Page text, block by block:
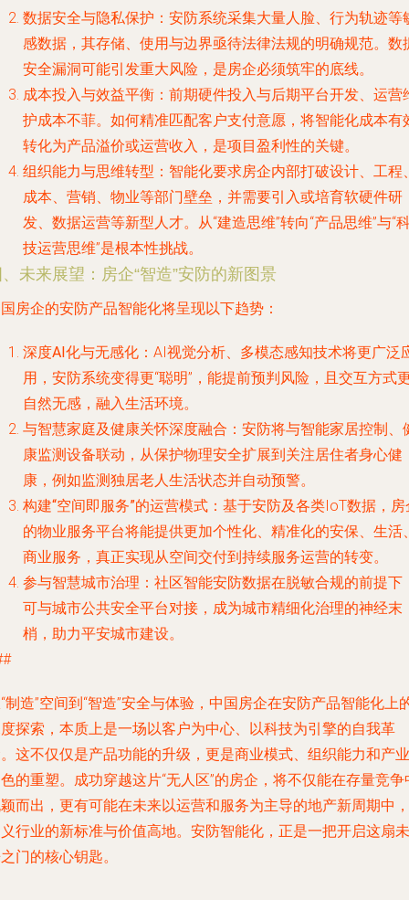
数据安全与隐私保护 ：安防系统采集大量人脸、行为轨迹等
感数据，其存储、使用与边界亟待法律法规的明确规范。数
安全漏洞可能引发重大风险，是房企必须筑牢的底线。
成本投入与效益平衡 ：前期硬件投入与后期平台开发、运营
护成本不菲。如何精准匹配客户支付意愿，将智能化成本有
转化为产品溢价或运营收入，是项目盈利性的关键。
组织能力与思维转型 ：智能化要求房企内部打破设计、工程
成本、营销、物业等部门壁垒，并需要引入或培育软硬件研
发、数据运营等新型人才。从“建造思维”转向“产品思维”与“
技运营思维”是根本性挑战。
未来展望：房企“智造”安防的新图景
房企的安防产品智能化将呈现以下趋势：
深度AI化与无感化 ：AI视觉分析、多模态感知技术将更广泛
用，安防系统变得更“聪明”，能提前预判风险，且交互方式
自然无感，融入生活环境。
与智慧家庭及健康关怀深度融合 ：安防将与智能家居控制、
康监测设备联动，从保护物理安全扩展到关注居住者身心健
康，例如监测独居老人生活状态并自动预警。
构建“空间即服务”的运营模式 ：基于安防及各类IoT数据，房
的物业服务平台将能提供更加个性化、精准化的安保、生活
商业服务，真正实现从空间交付到持续服务运营的转变。
参与智慧城市治理 ：社区智能安防数据在脱敏合规的前提下
可与城市公共安全平台对接，成为城市精细化治理的神经末
梢，助力平安城市建设。
制造”空间到“智造”安全与体验，中国房企在安防产品智能化上
探索，本质上是一场以客户为中心、以科技为引擎的自我革
这不仅仅是产品功能的升级，更是商业模式、组织能力和产业
的重塑。成功穿越这片“无人区”的房企，将不仅能在存量竞争
而出，更有可能在未来以运营和服务为主导的地产新周期中，
行业的新标准与价值高地。安防智能化，正是一把开启这扇未
门的核心钥匙。